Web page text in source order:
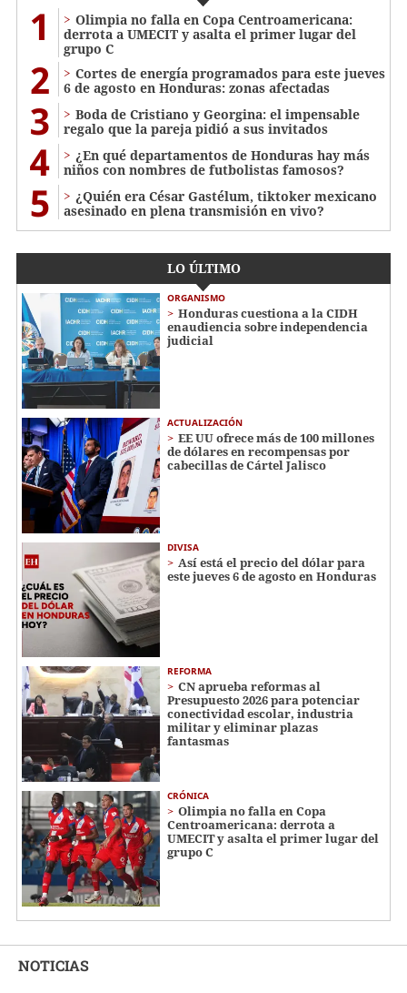
1
Olimpia no falla en Copa Centroamericana:
derrota a UMECIT y asalta el primer lugar del
grupo C
2
Cortes de energía programados para este jueves
6 de agosto en Honduras: zonas afectadas
3
Boda de Cristiano y Georgina: el impensable
regalo que la pareja pidió a sus invitados
4
¿En qué departamentos de Honduras hay más
niños con nombres de futbolistas famosos?
5
¿Quién era César Gastélum, tiktoker mexicano
asesinado en plena transmisión en vivo?
LO ÚLTIMO
ORGANISMO
Honduras cuestiona a la CIDH
enaudiencia sobre independencia
judicial
ACTUALIZACIÓN
EE UU ofrece más de 100 millones
de dólares en recompensas por
cabecillas de Cártel Jalisco
DIVISA
Así está el precio del dólar para
este jueves 6 de agosto en Honduras
REFORMA
CN aprueba reformas al
Presupuesto 2026 para potenciar
conectividad escolar, industria
militar y eliminar plazas
fantasmas
CRÓNICA
Olimpia no falla en Copa
Centroamericana: derrota a
UMECIT y asalta el primer lugar del
grupo C
NOTICIAS